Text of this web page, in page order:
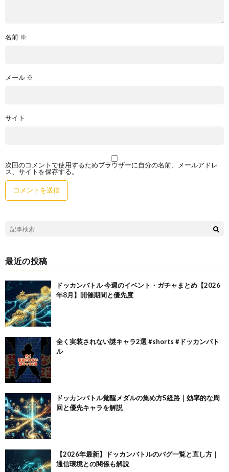
名前 ※
メール ※
サイト
次回のコメントで使用するためブラウザーに自分の名前、メールアドレ
ス、サイトを保存する。
最近の投稿
ドッカンバトル 今週のイベント・ガチャまとめ【2026
年8月】開催期間と優先度
全く実装されない謎キャラ2選 #shorts #ドッカンバト
ル
ドッカンバトル覚醒メダルの集め方5経路｜効率的な周
回と優先キャラを解説
【2026年最新】ドッカンバトルのバグ一覧と直し方｜
通信環境との関係も解説